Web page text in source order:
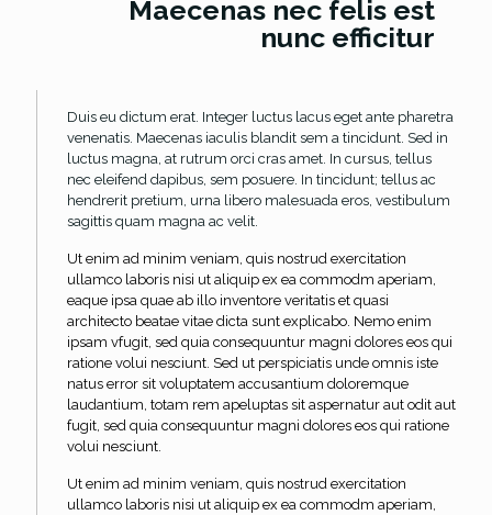
Maecenas nec felis est
nunc efficitur
Duis eu dictum erat. Integer luctus lacus eget ante pharetra
venenatis. Maecenas iaculis blandit sem a tincidunt. Sed in
luctus magna, at rutrum orci cras amet. In cursus, tellus
nec eleifend dapibus, sem posuere. In tincidunt; tellus ac
hendrerit pretium, urna libero malesuada eros, vestibulum
sagittis quam magna ac velit.
Ut enim ad minim veniam, quis nostrud exercitation
ullamco laboris nisi ut aliquip ex ea commodm aperiam,
eaque ipsa quae ab illo inventore veritatis et quasi
architecto beatae vitae dicta sunt explicabo. Nemo enim
ipsam vfugit, sed quia consequuntur magni dolores eos qui
ratione volui nesciunt. Sed ut perspiciatis unde omnis iste
natus error sit voluptatem accusantium doloremque
laudantium, totam rem apeluptas sit aspernatur aut odit aut
fugit, sed quia consequuntur magni dolores eos qui ratione
volui nesciunt.
Ut enim ad minim veniam, quis nostrud exercitation
ullamco laboris nisi ut aliquip ex ea commodm aperiam,